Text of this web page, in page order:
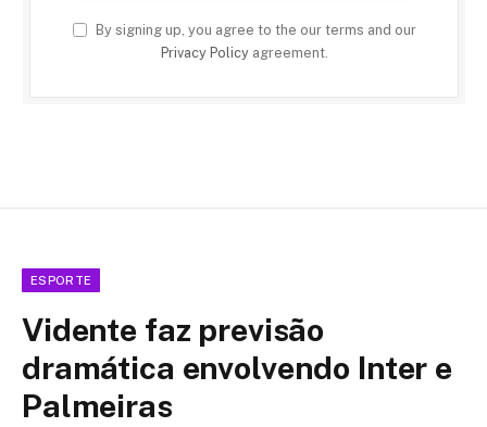
By signing up, you agree to the our terms and our
Privacy Policyagreement.
ESPORTE
Vidente faz previsão
dramática envolvendo Inter e
Palmeiras